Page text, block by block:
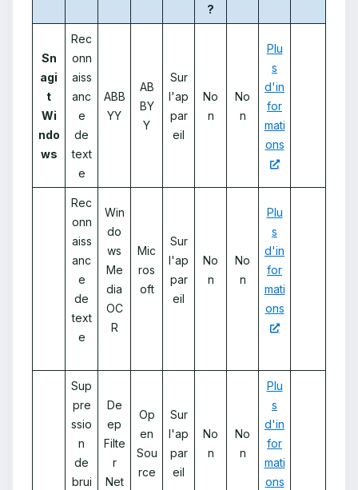
?
Sn
agi
t
Wi
ndo
ws
Rec
onn
aiss
anc
e
de
text
e
ABB
YY
AB
BY
Y
Sur
l'ap
par
eil
No
n
No
n
Plu
s
d'in
for
mati
ons
Rec
onn
aiss
anc
e
de
text
e
Win
do
ws
Me
dia
OC
R
Mic
ros
oft
Sur
l'ap
par
eil
No
n
No
n
Plu
s
d'in
for
mati
ons
Sup
pre
ssio
n
de
brui
De
ep
Filte
r
Net
Op
en
Sou
rce
Sur
l'ap
par
eil
No
n
No
n
Plu
s
d'in
for
mati
ons